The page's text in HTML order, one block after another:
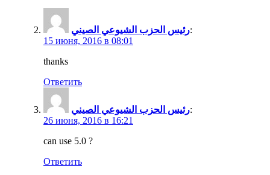
رئيس الحزب الشيوعي الصيني:
15 июня, 2016 в 08:01
thanks
Ответить
رئيس الحزب الشيوعي الصيني:
26 июня, 2016 в 16:21
can use 5.0 ?
Ответить